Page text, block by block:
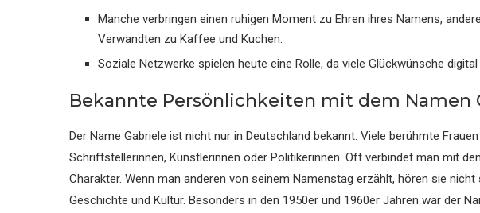
Manche verbringen einen ruhigen Moment zu Ehren ihres Namens,
Verwandten zu Kaffee und Kuchen.
Soziale Netzwerke spielen heute eine Rolle, da viele Glückwünsche
Bekannte Persönlichkeiten mit dem Namen
Der Name Gabriele ist nicht nur in Deutschland bekannt. Viele berühmte
Schriftstellerinnen, Künstlerinnen oder Politikerinnen. Oft verbindet man mit
Charakter. Wenn man anderen von seinem Namenstag erzählt, hören sie nicht
Geschichte und Kultur. Besonders in den 1950er und 1960er Jahren war der